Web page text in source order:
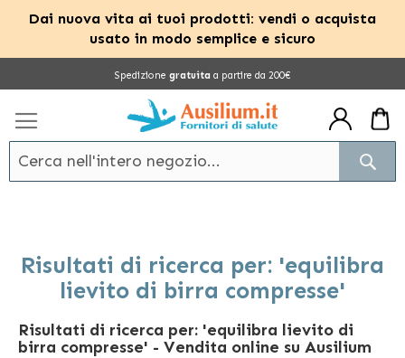
Dai nuova vita ai tuoi prodotti: vendi o acquista
usato in modo semplice e sicuro
Spedizione gratuita a partire da 200€
Risultati di ricerca per: 'equilibra
lievito di birra compresse'
Risultati di ricerca per: 'equilibra lievito di
birra compresse' - Vendita online su Ausilium